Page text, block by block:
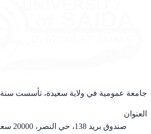
جامعة عمومية في ولاية سعيدة، تأسست سنة 1986. ثماني كلّيات وستة وعشرون قسماً.
العنوان
صندوق بريد 138، حي النصر، 20000 سعيدة، الجزائر